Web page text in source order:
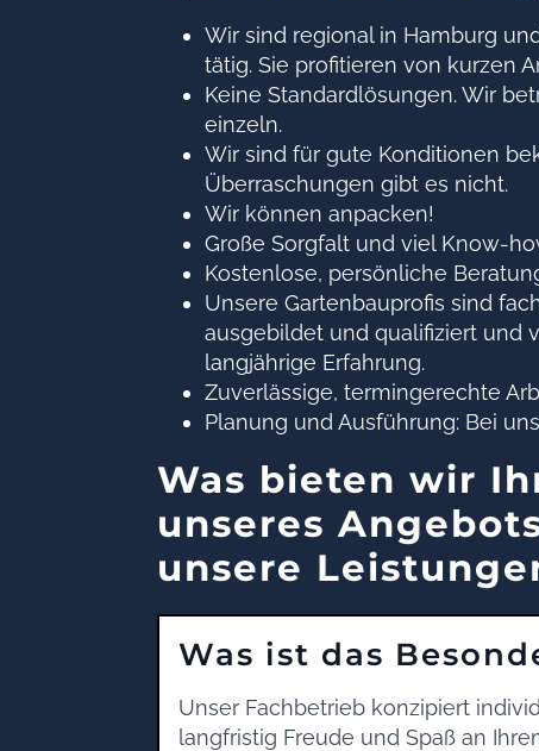
Wir sind regional in Hamburg
tätig. Sie profitieren von kurzen
Keine Standardlösungen. Wir
einzeln.
Wir sind für gute Konditionen
Überraschungen gibt es nicht.
Wir können anpacken!
Große Sorgfalt und viel Know-
Kostenlose, persönliche
Unsere Gartenbauprofis sind
ausgebildet und qualifiziert und
langjährige Erfahrung.
Zuverlässige, termingerechte
Planung und Ausführung: Bei
Was bieten wir
unseres
unsere
Was ist das
Unser Fachbetrieb konzipiert
langfristig Freude und Spaß an